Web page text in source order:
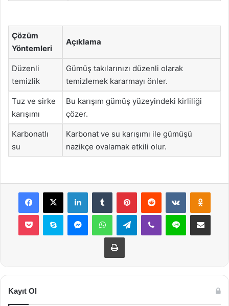
Çözüm
Yöntemleri
Açıklama
Düzenli
temizlik
Gümüş takılarınızı düzenli olarak
temizlemek kararmayı önler.
Tuz ve sirke
karışımı
Bu karışım gümüş yüzeyindeki kirliliği
çözer.
Karbonatlı
su
Karbonat ve su karışımı ile gümüşü
nazikçe ovalamak etkili olur.
Facebook
X LinkedInTumblr PinterestReddit VKontakte
Pocket Skype MessengerWhatsAppTelegramViber Line E-Posta ile
Yazdır
Kayıt Ol